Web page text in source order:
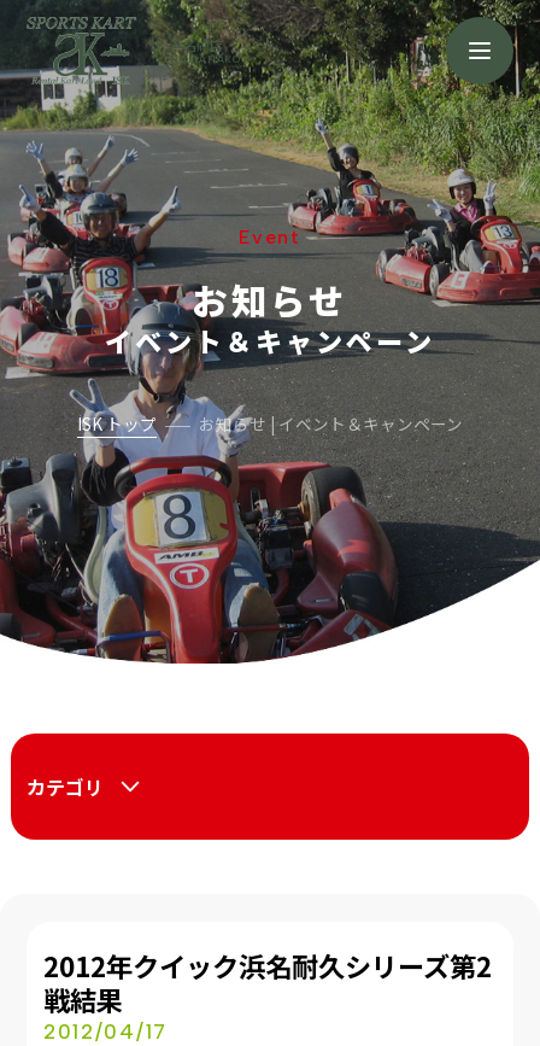
浜名湖店
HAMANAKO
Event
お知らせ
イベント＆キャンペーン
ISK トップ お知らせ | イベント＆キャンペーン
カテゴリ
2012年クイック浜名耐久シリーズ第2
戦結果
2012/04/17